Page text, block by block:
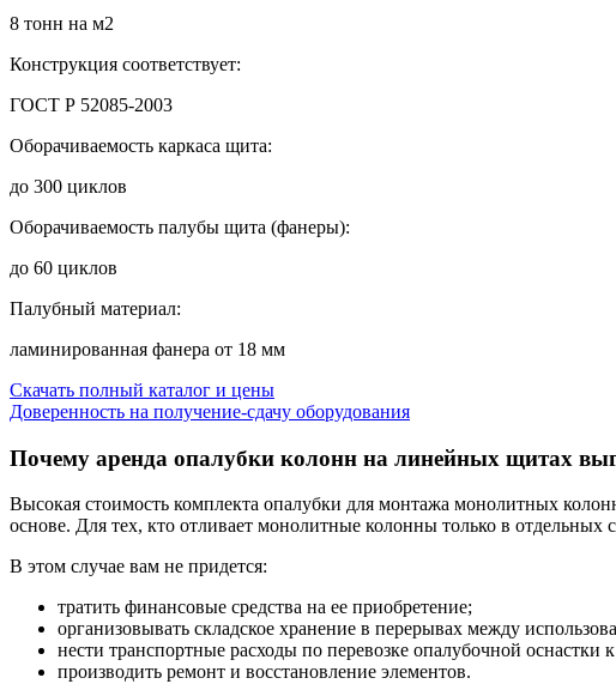
8 тонн на м2
Конструкция соответствует:
ГОСТ Р 52085-2003
Оборачиваемость каркаса щита:
до 300 циклов
Оборачиваемость палубы щита (фанеры):
до 60 циклов
Палубный материал:
ламинированная фанера от 18 мм
Скачать полный каталог и цены
Доверенность на получение-сдачу оборудования
Почему аренда опалубки колонн на линейных щитах
Высокая стоимость комплекта опалубки для монтажа монолитных
основе. Для тех, кто отливает монолитные колонны только в отдельных
В этом случае вам не придется:
тратить финансовые средства на ее приобретение;
организовывать складское хранение в перерывах между
нести транспортные расходы по перевозке опалубочной оснастки
производить ремонт и восстановление элементов.